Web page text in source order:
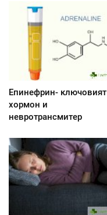
Епинефрин- ключовият
хормон и
невротрансмитер